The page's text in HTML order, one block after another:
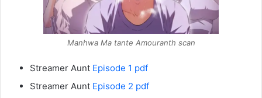
Manhwa Ma tante Amouranth scan
Streamer Aunt Episode 1 pdf
Streamer Aunt Episode 2 pdf